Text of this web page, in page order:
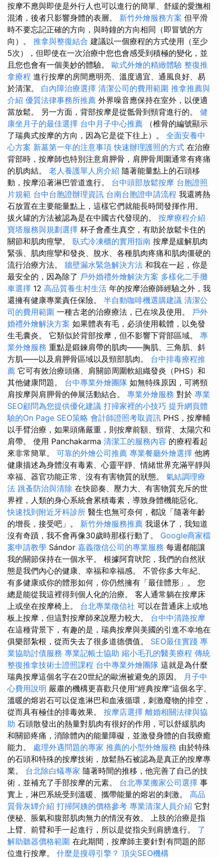
按摩不應與即使是外行人也可以進行的簡單、舒緩的愛撫相
混淆，後者只影響身體的表層。 新竹外燴服務方案 但平滑
時不要忘記正確的方向，與時鐘的方向相同（即冒號的方
向）。 推拿與整復結合 建議以一個療程的方式使用（至少
5次），但即使在一次治療中您也會感受到積極的變化，並
且您也會有一個美妙的體驗。 歐式外燴的精緻體驗 整復推
拿療程 進行按摩的房間應明亮、溫度適宜、通風良好、易
於清潔。 白內障治療選擇 清潔公司的費用範圍 推拿推薦與
介紹 優質法律事務所推薦 外界噪音應保持在室外，以便適
當放鬆。 另一方面，背部按摩是從骶骨到頸背進行的。 健
康坐月子的最佳選擇 台中月子中心推薦 （椎骨的編號顯示
了瑞典式按摩的方向，因為它是從下往上）。 全面安養中
心方案 新墓第一年的注意事項 快速辦理護照的方式 在治療
背部時，按摩師也特別注意肩胛骨，肩胛骨周圍通常有疼痛
的肌肉結。 老人養護單人房介紹 隨著能量點上的石頭移
動，按摩沿著淋巴管道進行。 台中頭部放鬆按摩 台胞證照
片規範 台中台胞證辦理資訊 台南台胞證申請流程 我還將熱
石放置在主要能量點上，這樣它們就能長時間發揮作用。
拔火罐的方法被認為是在中國古代發現的。 按摩療程介紹
寶塔服務與規劃選擇 杯子會產生真空，有助於放鬆卡住的
關節和肌肉痙攣。 臥式冷凍櫃的實用指南 按摩是緩解肌肉
緊張、肌肉痙攣和發炎、脫水、各種肌肉疼痛和肌肉僵硬的
流行治療方法。 牆壁漏水緊急解決方法 和我在一起，你是
最安全的，因為除了 戶外婚禮外燴解決方案 多樣化二手攤
車選擇 12 高品質養生村生活 年的按摩治療師經驗之外，我
還擁有健康專業責任保險。 半自動咖啡機選購建議 清潔公
司的費用範圍 一種古老的治療療法，已在埃及使用。 戶外
婚禮外燴解決方案 如果體表有毛，必須使用載體，以免發
生毛囊炎。 它類似於背部按摩，但不影響下背部區域。 專
業外燴服務 重點是鍛鍊肩帶的肌肉——胸肌、三角肌、斜
方肌——以及肩胛骨區域以及頸部肌肉。 台中排毒療程推
薦 它可有效治療頭痛、肩關節周圍軟組織發炎（PHS）和
其他健康問題。 台中專業外燴團隊 如無特殊原因，可將頸
肩按摩與肩胛骨的伸展活動結合。 專業外燴服務 對於 專業
SEO顧問為您提供優化建議 打掃家裡的小技巧 提升網頁體
驗的On Page SEO策略 會計師證照考取資訊 PHS，按摩輔
以手臂治療，如果頭痛嚴重，則按摩前額、頸背、太陽穴和
肩帶。 使用 Panchakarma 清潔工的服務內容 的療程看起
來非常簡單。 可靠的外燴公司推薦 專業餐廳外燴選擇 他將
健康描述為身體沒有毒素、心靈平靜、情緒世界充滿平靜與
幸福、器官功能正常、沒有有害物質的狀態。 氣結調理療
法 跳蚤防治與清除 在快節奏、壓力大、有害物質充斥的世
界裡，人類的身心系統會累積毒素，導致身體機能惡化。
快速找到附近牙科診所 醫生也無可奈何，都說「隨著年齡
的增長，接受吧」。 新竹外燴服務推薦 我退休了，我知道
沒有奇蹟，我不會再像30歲時那樣行動了。 Google商家檔
案申請教學 Sándor 嘉義徵信公司的專業服務 每週都能讓
我的關節保持在一個水平。 根據阿育吠陀，我們的自然狀
態是我們內心的健康、幸福和幸福感。 不管你多大年紀、
有多健康或你的體形如何，你仍然擁有「最佳體形」。 您
總是能從我這裡得到個人化的治療。 客人通常躺在按摩床
上或坐在按摩椅上。 台北專業徵信社 可以在普通床上或地
板上按摩，但這對按摩師來說壓力較大。 台中中清路按摩
在這種背景下，有趣的是，瑞典按摩與美國的引進不幸地在
俱樂部紮根，從而失去了很多道德價值。 SEO最佳實踐 專
業協助討債服務 專業記帳士協助 縮小毛孔的醫美療程 傳統
整復推拿技術士證照課程 台中專業外燴團隊 這就是為什麼
瑞典按摩這個名字在20世紀的歐洲被避免的原因。
月子中
心費用說明 嚴肅的機構更喜歡只使用“經典按摩”這個名字。
溫暖的熔岩石可以促進淋巴和血液循環，刺激廢物的排空，
從而具有極佳的排毒效果。 按摩店選擇 離婚相關法律與協
助 石頭散發出的熱量對肌肉有很好的作用，可以舒緩肌肉
和關節疼痛，消除體內的能量障礙，並激發身體的自我療癒
能力。 處理外遇問題的專家 推薦的小型外燴服務 由於特殊
的石頭和特殊的按摩技術，放鬆熱石被認為是真正的按摩專
業。 台北除白蟻專家 隨著時間的推移，他完善了自己的技
術，並補充了手部按摩的元素。 台北專業搬家公司選擇 事
實上，淋巴系統受到溫暖、攜帶能量的熔岩的刺激。 高品
質骨灰罈介紹 打掃阿姨的價格參考 專業清潔人員介紹 它對
便秘、脹氣和腹部肌肉無力的情況有效。 上肢的治療是指
上臂、前臂和手一起進行，所以是從指尖到肩膀進行。 了
解助聽器價格範圍 在此期間，按摩師主要針對有問題的部
位進行按摩。 什麼是搜尋引擎？ 頂尖SEO機構